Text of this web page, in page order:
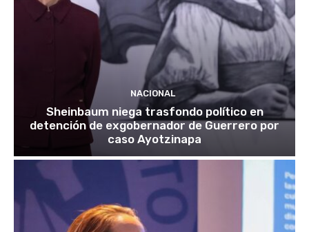
NACIONAL
Sheinbaum niega trasfondo político en
detención de exgobernador de Guerrero por
caso Ayotzinapa